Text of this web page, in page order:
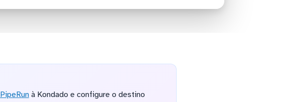
PipeRunà Kondado e configure o destino